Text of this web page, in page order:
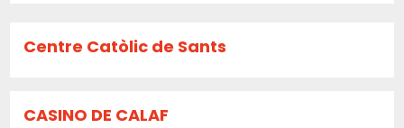
Centre Catòlic de Sants
CASINO DE CALAF